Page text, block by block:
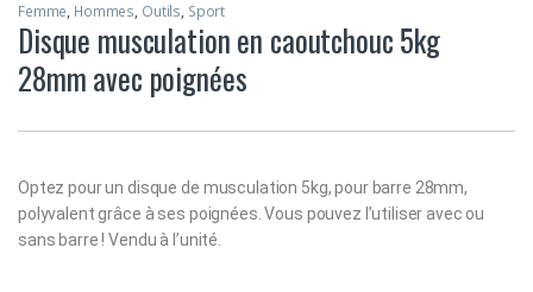
Femme, Hommes, Outils, Sport
Disque musculation en caoutchouc 5kg
28mm avec poignées
Optez pour un disque de musculation 5kg, pour barre 28mm,
polyvalent grâce à ses poignées. Vous pouvez l’utiliser avec ou
sans barre ! Vendu à l’unité.